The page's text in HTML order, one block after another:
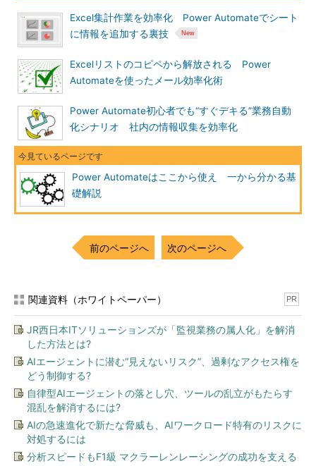
Excel集計作業を効率化 Power Automateでシート
に情報を追加する裏技
Excelリストのコピペから解放される Power
Automateを使ったメール効率化術
Power Automate初心者でも“すぐデキる”業務自動
化シナリオ 社内の情報収集を効率化
Power Automateはここから使え 一から分かる基
礎解説
前のページへ 次のページへ
関連資料（ホワイトペーパー） PR
JR西日本ITソリューションズが「監視業務の属人化」を解消
した方法とは?
AIエージェントに潜む“見えないリスク”、過剰なアクセス権を
どう制御する?
自律型AIエージェントの落とし穴、ツールの乱立がもたらす
混乱を解消するには?
AIの急速進化で新たな脅威も、AIワークロード特有のリスクに
対処するには
分析スピードもF1級 マクラーレンレーシングの成功を支える